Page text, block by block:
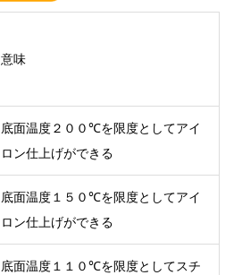
意味
底面温度２００℃を限度としてアイ
ロン仕上げができる
底面温度１５０℃を限度としてアイ
ロン仕上げができる
底面温度１１０℃を限度としてスチ